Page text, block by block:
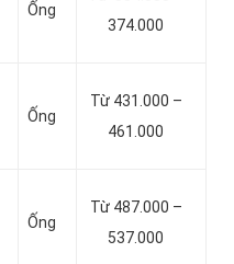
Ống
374.000
Ống
Từ 431.000 –
461.000
Ống
Từ 487.000 –
537.000